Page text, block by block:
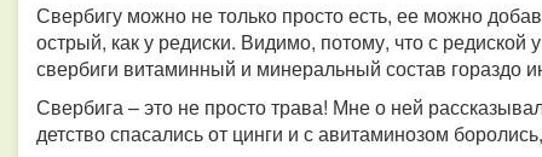
Свербигу можно не только просто есть, ее можно
острый, как у редиски. Видимо, потому, что с редиской
свербиги витаминный и минеральный состав гораздо
Свербига – это не просто трава! Мне о ней
детство спасались от цинги и с авитаминозом